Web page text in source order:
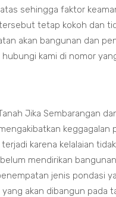
sehingga faktor
tetap kokoh dan
akan bangunan dan
kami di nomor
Jika Sembarangan
karena kelalaian
mendirikan
jenis pondasi
akan dibangun pada